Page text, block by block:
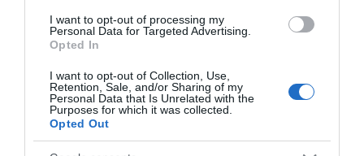
I want to opt-out of processing my
Personal Data for Targeted Advertising.
Opted In
I want to opt-out of Collection, Use,
Retention, Sale, and/or Sharing of my
Personal Data that Is Unrelated with the
Purposes for which it was collected.
Opted Out
το ελληνικό καλοκαίρι και ένας
πολιτισμός που μας ενώνει κάθε μέρα.
ΌΣΑ ΧΡΕΙΆΖΕΣΑΙ
ΓΙΑ ΤΟ ΚΑΛΟΚΑΊΡΙ ΣΟΥ →